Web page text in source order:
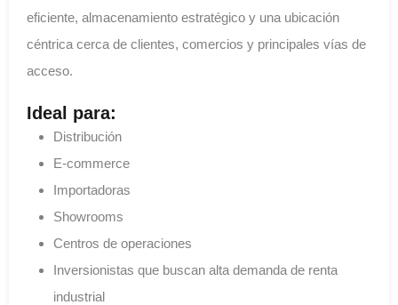
eficiente, almacenamiento estratégico y una ubicación
céntrica cerca de clientes, comercios y principales vías de
acceso.
Ideal para:
Distribución
E-commerce
Importadoras
Showrooms
Centros de operaciones
Inversionistas que buscan alta demanda de renta
industrial